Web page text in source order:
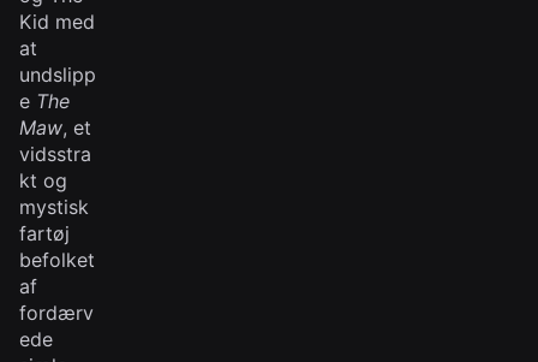
Kid med
at
undslipp
e The
Maw, et
vidsstra
kt og
mystisk
fartøj
befolket
af
fordærv
ede